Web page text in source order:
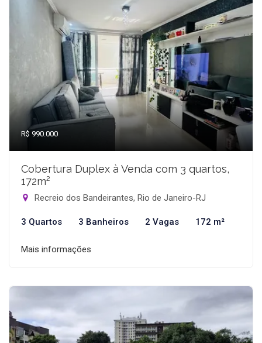
R$ 990.000
Cobertura Duplex à Venda com 3 quartos,
172m²
Recreio dos Bandeirantes, Rio de Janeiro-RJ
3 Quartos 3 Banheiros 2 Vagas 172 m²
Mais informações